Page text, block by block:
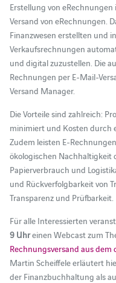
Erstellung von
Versand von eRechnungen.
Finanzwesen erstellten und
Verkaufsrechnungen
und digital zuzustellen. Die
Rechnungen per E-Mail-
Versand Manager.
Die Vorteile sind zahlreich:
minimiert und Kosten durch
Zudem leisten E-
ökologischen Nachhaltigkeit
Papierverbrauch und
und Rückverfolgbarkeit von
Transparenz und Prüfbarkeit.
Für alle Interessierten
9 Uhreinen Webcast zum
Rechnungsversand aus dem
Martin Scheiffele erläutert
der Finanzbuchhaltung als